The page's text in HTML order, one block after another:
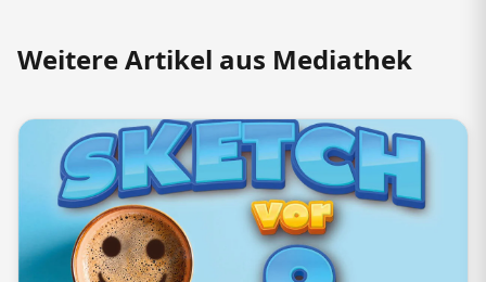
Weitere Artikel aus Mediathek